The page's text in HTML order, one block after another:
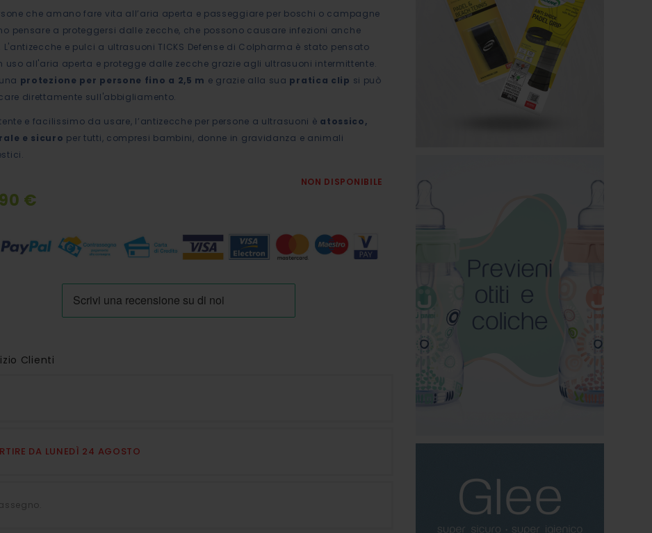
Clienti
DA LUNEDÌ 24 AGOSTO
che amano fare vita all’aria aperta e passeggiare per boschi o campagne
pensare a proteggersi dalle zecche, che possono causare infezioni anche
L'antizecche e pulci a ultrasuoni TICKS Defense di Colpharma è stato pensato
uso all'aria aperta e protegge dalle zecche grazie agli ultrasuoni intermittente.
protezione per persone fino a 2,5 m e grazie alla sua pratica clip si può
direttamente sull'abbigliamento.
e facilissimo da usare, l’antizecche per persone a ultrasuoni è atossico,
e sicuro per tutti, compresi bambini, donne in gravidanza e animali
NON DISPONIBILE
€